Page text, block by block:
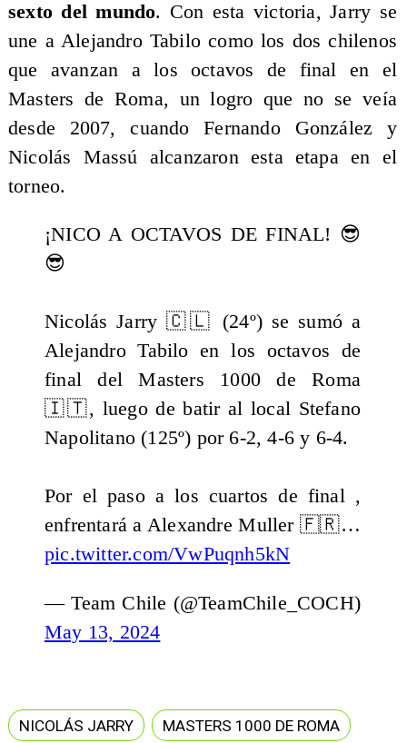
sexto del mundo. Con esta victoria, Jarry se
une a Alejandro Tabilo como los dos chilenos
que avanzan a los octavos de final en el
Masters de Roma, un logro que no se veía
desde 2007, cuando Fernando González y
Nicolás Massú alcanzaron esta etapa en el
torneo.
¡NICO A OCTAVOS DE FINAL! 😎
😎
Nicolás Jarry 🇨🇱 (24º) se sumó a
Alejandro Tabilo en los octavos de
final del Masters 1000 de Roma
🇮🇹, luego de batir al local Stefano
Napolitano (125º) por 6-2, 4-6 y 6-4.
Por el paso a los cuartos de final ,
enfrentará a Alexandre Muller 🇫🇷…
pic.twitter.com/VwPuqnh5kN
— Team Chile (@TeamChile_COCH)
May 13, 2024
NICOLÁS JARRY
MASTERS 1000 DE ROMA